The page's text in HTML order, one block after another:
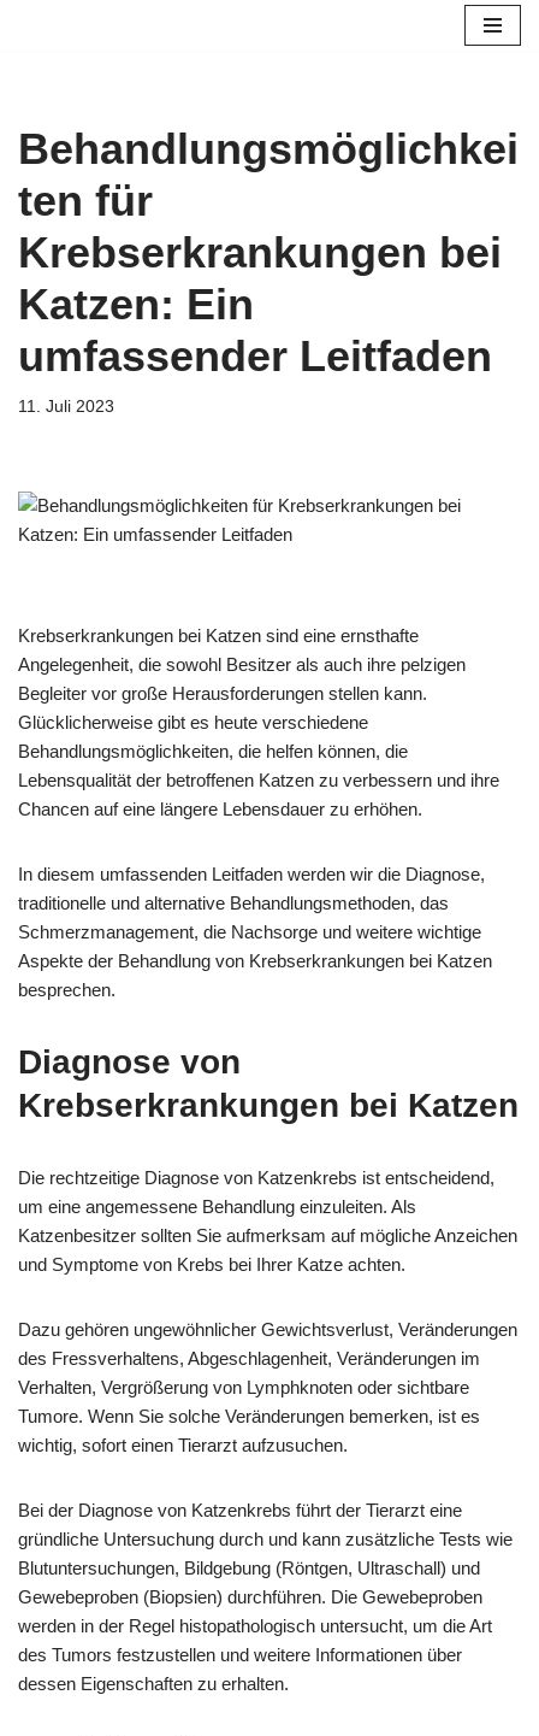
Behandlungsmöglichkei
ten für
Krebserkrankungen bei
Katzen: Ein
umfassender Leitfaden
11. Juli 2023
Krebserkrankungen bei Katzen sind eine ernsthafte
Angelegenheit, die sowohl Besitzer als auch ihre pelzigen
Begleiter vor große Herausforderungen stellen kann.
Glücklicherweise gibt es heute verschiedene
Behandlungsmöglichkeiten, die helfen können, die
Lebensqualität der betroffenen Katzen zu verbessern und ihre
Chancen auf eine längere Lebensdauer zu erhöhen.
In diesem umfassenden Leitfaden werden wir die Diagnose,
traditionelle und alternative Behandlungsmethoden, das
Schmerzmanagement, die Nachsorge und weitere wichtige
Aspekte der Behandlung von Krebserkrankungen bei Katzen
besprechen.
Diagnose von
Krebserkrankungen bei Katzen
Die rechtzeitige Diagnose von Katzenkrebs ist entscheidend,
um eine angemessene Behandlung einzuleiten. Als
Katzenbesitzer sollten Sie aufmerksam auf mögliche Anzeichen
und Symptome von Krebs bei Ihrer Katze achten.
Dazu gehören ungewöhnlicher Gewichtsverlust, Veränderungen
des Fressverhaltens, Abgeschlagenheit, Veränderungen im
Verhalten, Vergrößerung von Lymphknoten oder sichtbare
Tumore. Wenn Sie solche Veränderungen bemerken, ist es
wichtig, sofort einen Tierarzt aufzusuchen.
Bei der Diagnose von Katzenkrebs führt der Tierarzt eine
gründliche Untersuchung durch und kann zusätzliche Tests wie
Blutuntersuchungen, Bildgebung (Röntgen, Ultraschall) und
Gewebeproben (Biopsien) durchführen. Die Gewebeproben
werden in der Regel histopathologisch untersucht, um die Art
des Tumors festzustellen und weitere Informationen über
dessen Eigenschaften zu erhalten.